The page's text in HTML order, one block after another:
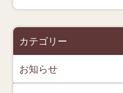
カテゴリー
お知らせ